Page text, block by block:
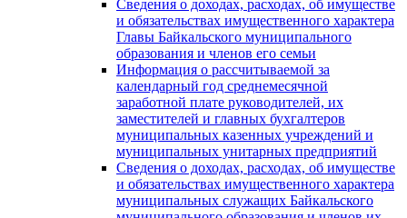
Сведения о доходах, расходах, об имуществе
и обязательствах имущественного характера
Главы Байкальского муниципального
образования и членов его семьи
Информация о рассчитываемой за
календарный год среднемесячной
заработной плате руководителей, их
заместителей и главных бухгалтеров
муниципальных казенных учреждений и
муниципальных унитарных предприятий
Сведения о доходах, расходах, об имуществе
и обязательствах имущественного характера
муниципальных служащих Байкальского